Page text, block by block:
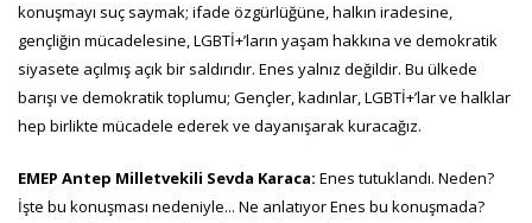
konuşmayı suç saymak; ifade özgürlüğüne, halkın iradesine,
gençliğin mücadelesine, LGBTİ+’ların yaşam hakkına ve demokratik
siyasete açılmış açık bir saldırıdır. Enes yalnız değildir. Bu ülkede
barışı ve demokratik toplumu; Gençler, kadınlar, LGBTİ+’lar ve halklar
hep birlikte mücadele ederek ve dayanışarak kuracağız.
EMEP Antep Milletvekili Sevda Karaca: Enes tutuklandı. Neden?
İşte bu konuşması nedeniyle... Ne anlatıyor Enes bu konuşmada?